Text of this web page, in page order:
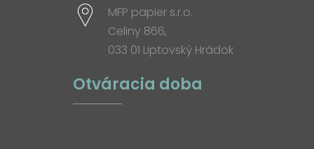
MFP papier s.r.o.
Celiny 866,
033 01 Liptovský Hrádok
Otváracia doba